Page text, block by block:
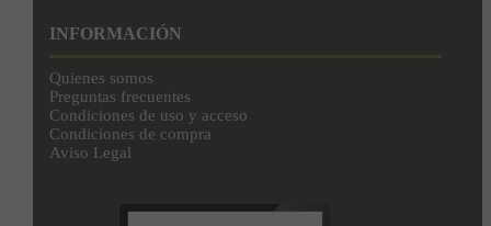
INFORMACIÓN
Quienes somos
Preguntas frecuentes
Condiciones de uso y acceso
Condiciones de compra
Aviso Legal